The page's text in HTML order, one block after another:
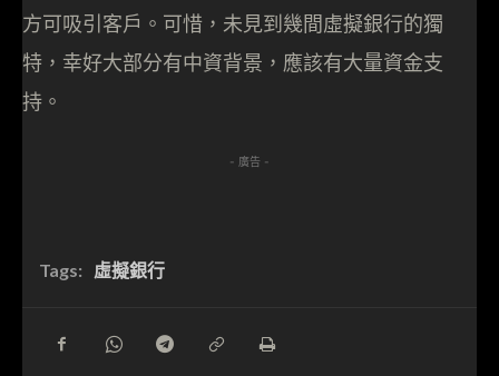
方可吸引客戶。可惜，未見到幾間虛擬銀行的獨
特，幸好大部分有中資背景，應該有大量資金支
持。
- 廣告 -
Tags: 虛擬銀行